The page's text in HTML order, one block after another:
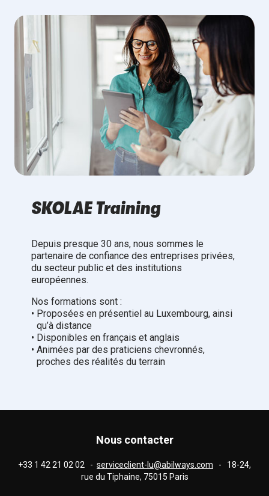
SKOLAE Training
Depuis presque 30 ans, nous sommes le
partenaire de confiance des entreprises privées,
du secteur public et des institutions
européennes.
Nos formations sont :
• Proposées en présentiel au Luxembourg, ainsi
qu’à distance
• Disponibles en français et anglais
•Animées par des praticiens chevronnés,
proches des réalités du terrain
Nous contacter
+33 1 42 21 02 02 - serviceclient-lu@abilways.com - 18-24,
rue du Tiphaine, 75015 Paris